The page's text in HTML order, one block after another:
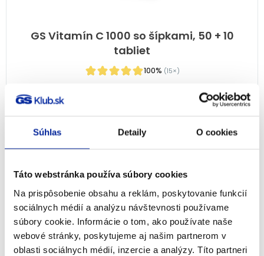
Súhlas Detaily O cookies
Táto webstránka používa súbory cookies
Na prispôsobenie obsahu a reklám, poskytovanie funkcií
sociálnych médií a analýzu návštevnosti používame
súbory cookie. Informácie o tom, ako používate naše
webové stránky, poskytujeme aj našim partnerom v
oblasti sociálnych médií, inzercie a analýzy. Títo partneri
GS Vitamín C 1000 so šípkami, 50 + 10
tabliet
100% (15×)
Na sklade
NA 2 MESIACE
-11%